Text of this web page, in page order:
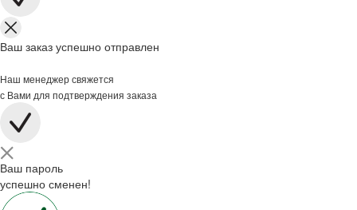
Ваш заказ успешно отправлен
Наш менеджер свяжется
с Вами для подтверждения заказа
Ваш пароль
успешно сменен!